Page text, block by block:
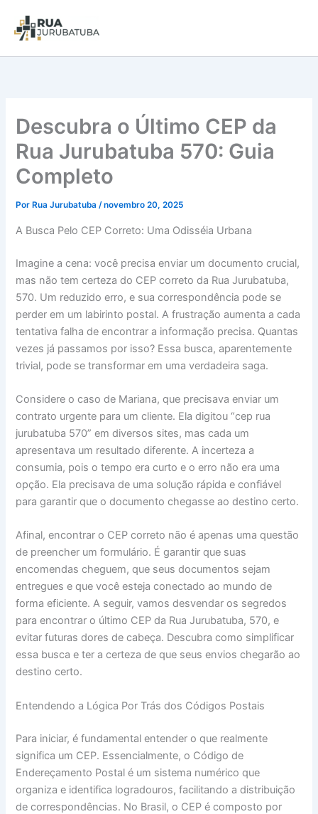
Descubra o Último CEP da
Rua Jurubatuba 570: Guia
Completo
Por Rua Jurubatuba/novembro 20, 2025
A Busca Pelo CEP Correto: Uma Odisséia Urbana
Imagine a cena: você precisa enviar um documento crucial,
mas não tem certeza do CEP correto da Rua Jurubatuba,
570. Um reduzido erro, e sua correspondência pode se
perder em um labirinto postal. A frustração aumenta a cada
tentativa falha de encontrar a informação precisa. Quantas
vezes já passamos por isso? Essa busca, aparentemente
trivial, pode se transformar em uma verdadeira saga.
Considere o caso de Mariana, que precisava enviar um
contrato urgente para um cliente. Ela digitou “cep rua
jurubatuba 570” em diversos sites, mas cada um
apresentava um resultado diferente. A incerteza a
consumia, pois o tempo era curto e o erro não era uma
opção. Ela precisava de uma solução rápida e confiável
para garantir que o documento chegasse ao destino certo.
Afinal, encontrar o CEP correto não é apenas uma questão
de preencher um formulário. É garantir que suas
encomendas cheguem, que seus documentos sejam
entregues e que você esteja conectado ao mundo de
forma eficiente. A seguir, vamos desvendar os segredos
para encontrar o último CEP da Rua Jurubatuba, 570, e
evitar futuras dores de cabeça. Descubra como simplificar
essa busca e ter a certeza de que seus envios chegarão ao
destino certo.
Entendendo a Lógica Por Trás dos Códigos Postais
Para iniciar, é fundamental entender o que realmente
significa um CEP. Essencialmente, o Código de
Endereçamento Postal é um sistema numérico que
organiza e identifica logradouros, facilitando a distribuição
de correspondências. No Brasil, o CEP é composto por